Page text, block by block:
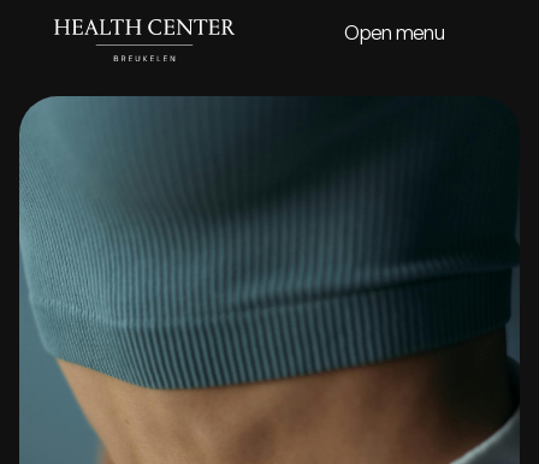
Open menu